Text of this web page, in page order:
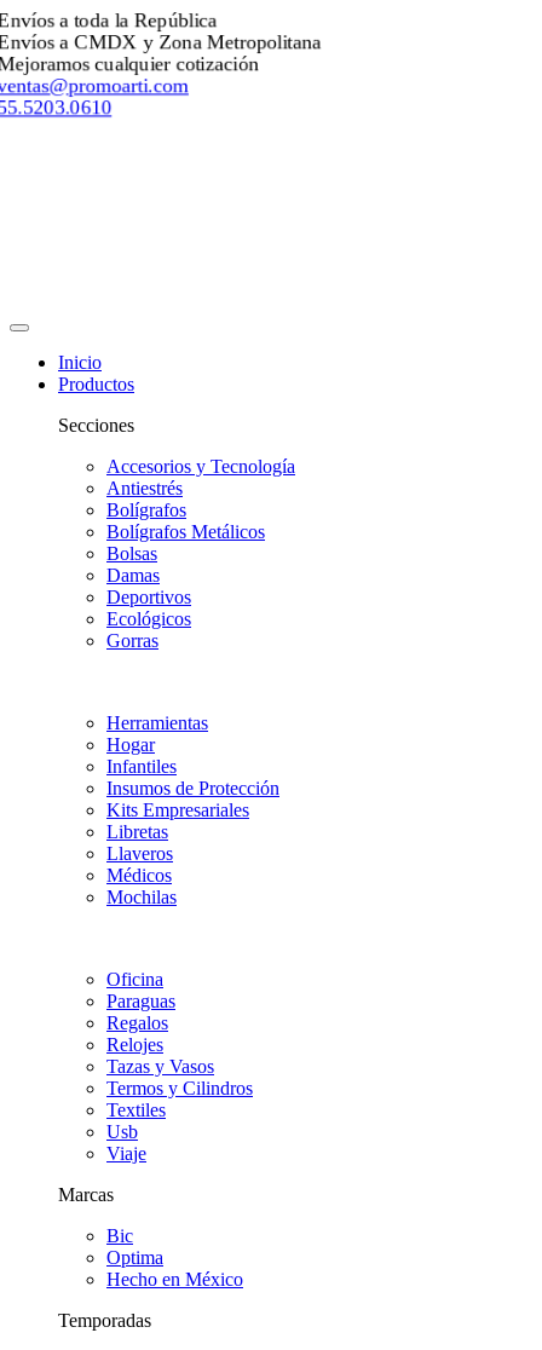
Envíos a toda la República
Envíos a CMDX y Zona Metropolitana
Mejoramos cualquier cotización
ventas@promoarti.com
55.5203.0610
Inicio
Productos
Secciones
Accesorios y Tecnología
Antiestrés
Bolígrafos
Bolígrafos Metálicos
Bolsas
Damas
Deportivos
Ecológicos
Gorras
Herramientas
Hogar
Infantiles
Insumos de Protección
Kits Empresariales
Libretas
Llaveros
Médicos
Mochilas
Oficina
Paraguas
Regalos
Relojes
Tazas y Vasos
Termos y Cilindros
Textiles
Usb
Viaje
Marcas
Bic
Optima
Hecho en México
Temporadas